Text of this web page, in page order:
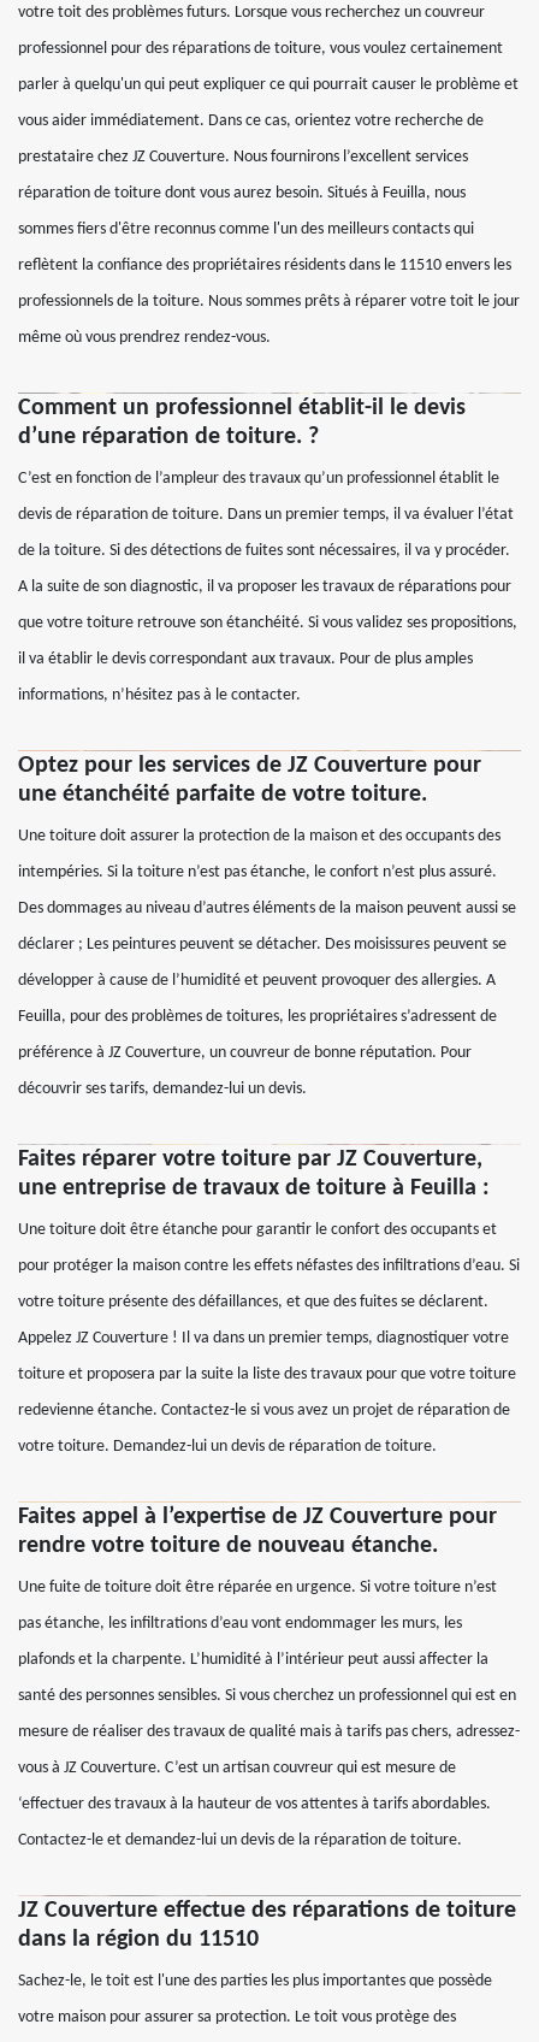
votre toit des problèmes futurs. Lorsque vous recherchez un couvreur
professionnel pour des réparations de toiture, vous voulez certainement
parler à quelqu'un qui peut expliquer ce qui pourrait causer le problème et
vous aider immédiatement. Dans ce cas, orientez votre recherche de
prestataire chez JZ Couverture. Nous fournirons l’excellent services
réparation de toiture dont vous aurez besoin. Situés à Feuilla, nous
sommes fiers d'être reconnus comme l'un des meilleurs contacts qui
reflètent la confiance des propriétaires résidents dans le 11510 envers les
professionnels de la toiture. Nous sommes prêts à réparer votre toit le jour
même où vous prendrez rendez-vous.
Comment un professionnel établit-il le devis
d’une réparation de toiture. ?
C’est en fonction de l’ampleur des travaux qu’un professionnel établit le
devis de réparation de toiture. Dans un premier temps, il va évaluer l’état
de la toiture. Si des détections de fuites sont nécessaires, il va y procéder.
A la suite de son diagnostic, il va proposer les travaux de réparations pour
que votre toiture retrouve son étanchéité. Si vous validez ses propositions,
il va établir le devis correspondant aux travaux. Pour de plus amples
informations, n’hésitez pas à le contacter.
Optez pour les services de JZ Couverture pour
une étanchéité parfaite de votre toiture.
Une toiture doit assurer la protection de la maison et des occupants des
intempéries. Si la toiture n’est pas étanche, le confort n’est plus assuré.
Des dommages au niveau d’autres éléments de la maison peuvent aussi se
déclarer ; Les peintures peuvent se détacher. Des moisissures peuvent se
développer à cause de l’humidité et peuvent provoquer des allergies. A
Feuilla, pour des problèmes de toitures, les propriétaires s’adressent de
préférence à JZ Couverture, un couvreur de bonne réputation. Pour
découvrir ses tarifs, demandez-lui un devis.
Faites réparer votre toiture par JZ Couverture,
une entreprise de travaux de toiture à Feuilla :
Une toiture doit être étanche pour garantir le confort des occupants et
pour protéger la maison contre les effets néfastes des infiltrations d’eau. Si
votre toiture présente des défaillances, et que des fuites se déclarent.
Appelez JZ Couverture ! Il va dans un premier temps, diagnostiquer votre
toiture et proposera par la suite la liste des travaux pour que votre toiture
redevienne étanche. Contactez-le si vous avez un projet de réparation de
votre toiture. Demandez-lui un devis de réparation de toiture.
Faites appel à l’expertise de JZ Couverture pour
rendre votre toiture de nouveau étanche.
Une fuite de toiture doit être réparée en urgence. Si votre toiture n’est
pas étanche, les infiltrations d’eau vont endommager les murs, les
plafonds et la charpente. L’humidité à l’intérieur peut aussi affecter la
santé des personnes sensibles. Si vous cherchez un professionnel qui est en
mesure de réaliser des travaux de qualité mais à tarifs pas chers, adressez-
vous à JZ Couverture. C’est un artisan couvreur qui est mesure de
‘effectuer des travaux à la hauteur de vos attentes à tarifs abordables.
Contactez-le et demandez-lui un devis de la réparation de toiture.
JZ Couverture effectue des réparations de toiture
dans la région du 11510
Sachez-le, le toit est l'une des parties les plus importantes que possède
votre maison pour assurer sa protection. Le toit vous protège des